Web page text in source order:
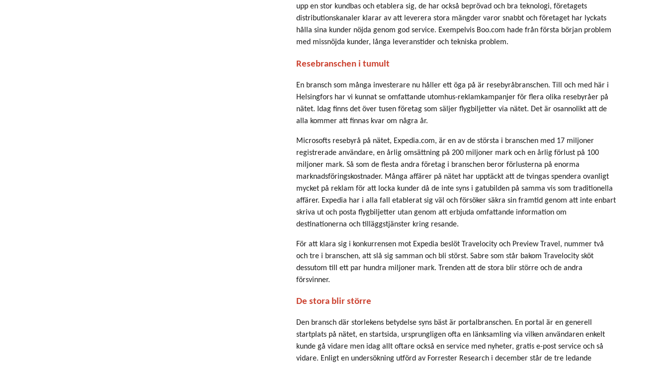
upp en stor kundbas och etablera sig, de har också beprövad och bra teknologi, företagets
distributionskanaler klarar av att leverera stora mängder varor snabbt och företaget har lyckats
hålla sina kunder nöjda genom god service. Exempelvis Boo.com hade från första början problem
med missnöjda kunder, långa leveranstider och tekniska problem.
Resebranschen i tumult
En bransch som många investerare nu håller ett öga på är resebyråbranschen. Till och med här i
Helsingfors har vi kunnat se omfattande utomhus-reklamkampanjer för flera olika resebyråer på
nätet. Idag finns det över tusen företag som säljer flygbiljetter via nätet. Det är osannolikt att de
alla kommer att finnas kvar om några år.
Microsofts resebyrå på nätet, Expedia.com, är en av de största i branschen med 17 miljoner
registrerade användare, en årlig omsättning på 200 miljoner mark och en årlig förlust på 100
miljoner mark. Så som de flesta andra företag i branschen beror förlusterna på enorma
marknadsföringskostnader. Många affärer på nätet har upptäckt att de tvingas spendera ovanligt
mycket på reklam för att locka kunder då de inte syns i gatubilden på samma vis som traditionella
affärer. Expedia har i alla fall etablerat sig väl och försöker säkra sin framtid genom att inte enbart
skriva ut och posta flygbiljetter utan genom att erbjuda omfattande information om
destinationerna och tilläggstjänster kring resande.
För att klara sig i konkurrensen mot Expedia beslöt Travelocity och Preview Travel, nummer två
och tre i branschen, att slå sig samman och bli störst. Sabre som står bakom Travelocity sköt
dessutom till ett par hundra miljoner mark. Trenden att de stora blir större och de andra
försvinner.
De stora blir större
Den bransch där storlekens betydelse syns bäst är portalbranschen. En portal är en generell
startplats på nätet, en startsida, ursprungligen ofta en länksamling via vilken användaren enkelt
kunde gå vidare men idag allt oftare också en service med nyheter, gratis e-post service och så
vidare. Enligt en undersökning utförd av Forrester Research i december står de tre ledande